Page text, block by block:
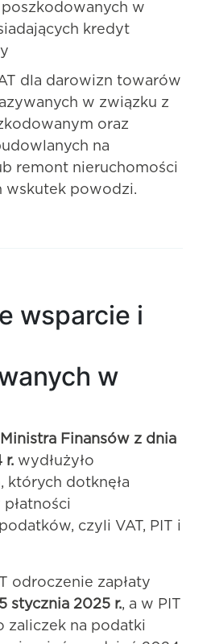
poszkodowanych w
kredyt
dla darowizn towarów
w związku z
oraz
na
remont nieruchomości
wskutek powodzi.
wsparcie i
w
Ministra Finansów z dnia
r. wydłużyło
których dotknęła
czyli VAT, PIT i
odroczenie zapłaty
stycznia 2025 r., a w PIT
zaliczek na podatki